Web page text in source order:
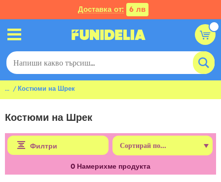
Доставка от: 6 лв
... Костюми на Шрек
Костюми на Шрек
Филтри
0 Намерихме продукта